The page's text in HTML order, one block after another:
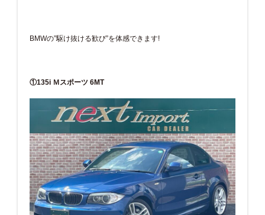
BMWの”駆け抜ける歓び”を体感できます!
①135i Ｍスポーツ 6MT